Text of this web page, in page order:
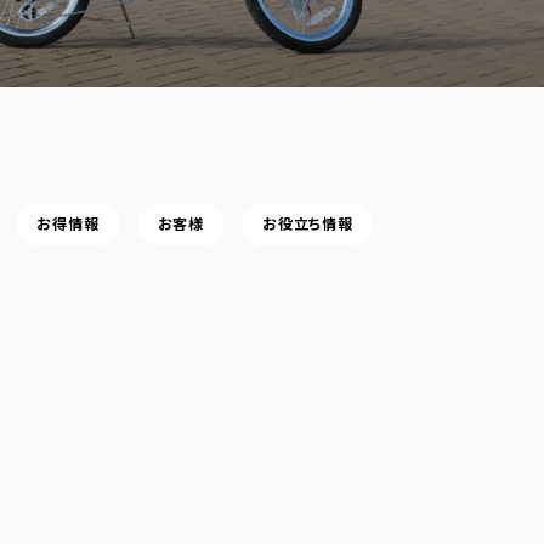
お得情報 お客様 お役立ち情報